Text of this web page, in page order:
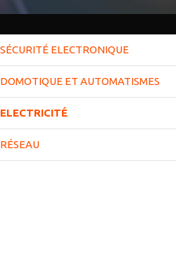
SÉCURITÉ ELECTRONIQUE
DOMOTIQUE ET AUTOMATISMES
ELECTRICITÉ
RÉSEAU